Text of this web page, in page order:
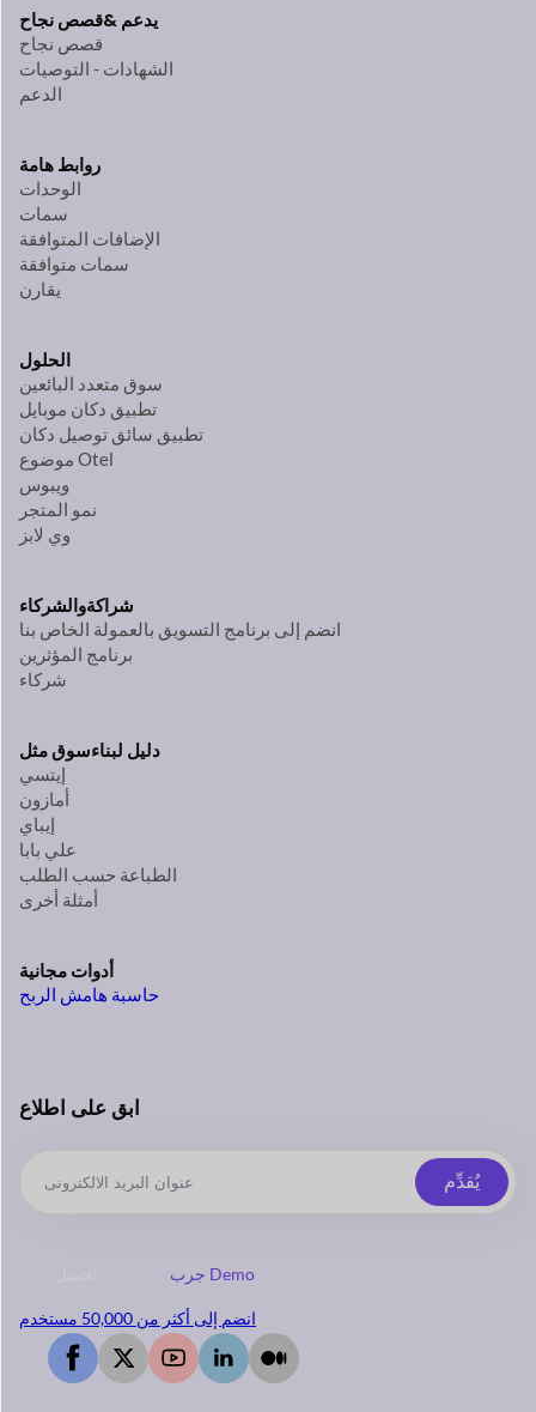
يدعم &قصص نجاح
قصص نجاح
الشهادات - التوصيات
الدعم
روابط هامة
الوحدات
سمات
الإضافات المتوافقة
سمات متوافقة
يقارن
الحلول
سوق متعدد البائعين
تطبيق دكان موبايل
تطبيق سائق توصيل دكان
موضوع Otel
ويبوس
نمو المتجر
وي لابز
شراكةوالشركاء
انضم إلى برنامج التسويق بالعمولة الخاص بنا
برنامج المؤثرين
شركاء
دليل لبناءسوق مثل
إيتسي
أمازون
إيباي
علي بابا
الطباعة حسب الطلب
أمثلة أخرى
أدوات مجانية
حاسبة هامش الربح
ابق على اطلاع
يُقدِّم
جرب Demo
انضم إلى أكثر من 50,000 مستخدم